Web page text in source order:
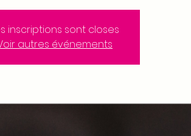
inscriptions sont closes
autres événements